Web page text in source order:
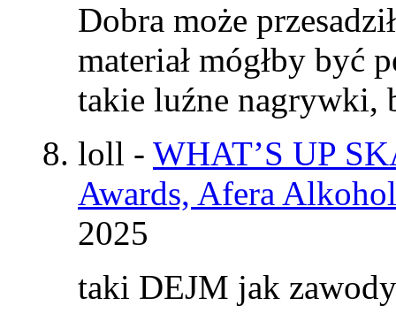
Dobra może
materiał mógłby być
takie luźne nagrywki,
loll - WHAT’S UP
Awards, Afera
2025
taki DEJM jak